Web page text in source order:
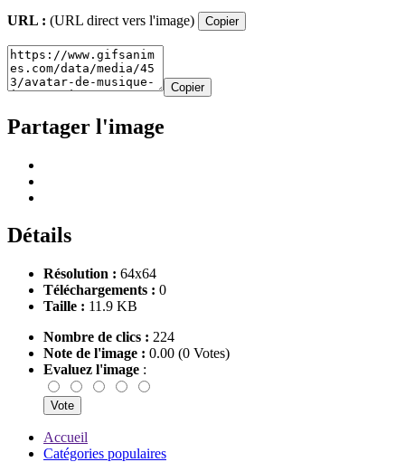
URL : (URL direct vers l'image) Copier
Copier
Partager l'image
Détails
Résolution : 64x64
Téléchargements : 0
Taille : 11.9 KB
Nombre de clics : 224
Note de l'image : 0.00 (0 Votes)
Evaluez l'image :
Accueil
Catégories populaires